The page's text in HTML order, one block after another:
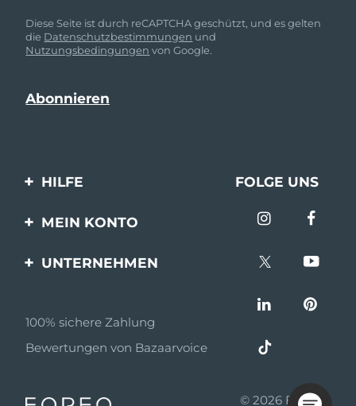
Diese Seite ist durch reCAPTCHA geschützt, und es gelten
die Datenschutzbestimmungen und
Nutzungsbedingungen von Google.
HILFE
Kontaktiere uns
FOLGE UNS
MEIN KONTO
UNTERNEHMEN
Partnerprogramm
Partner Nachrichten
100% sichere Zahlung
Bewertungen von Bazaarvoice
© 2026 FOREO